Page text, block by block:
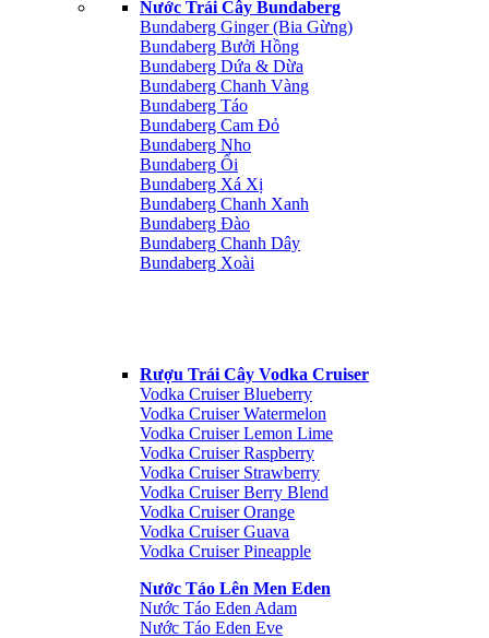
Nước Trái Cây Bundaberg
Bundaberg Ginger (Bia Gừng)
Bundaberg Bưởi Hồng
Bundaberg Dứa & Dừa
Bundaberg Chanh Vàng
Bundaberg Táo
Bundaberg Cam Đỏ
Bundaberg Nho
Bundaberg Ổi
Bundaberg Xá Xị
Bundaberg Chanh Xanh
Bundaberg Đào
Bundaberg Chanh Dây
Bundaberg Xoài
Rượu Trái Cây Vodka Cruiser
Vodka Cruiser Blueberry
Vodka Cruiser Watermelon
Vodka Cruiser Lemon Lime
Vodka Cruiser Raspberry
Vodka Cruiser Strawberry
Vodka Cruiser Berry Blend
Vodka Cruiser Orange
Vodka Cruiser Guava
Vodka Cruiser Pineapple
Nước Táo Lên Men Eden
Nước Táo Eden Adam
Nước Táo Eden Eve